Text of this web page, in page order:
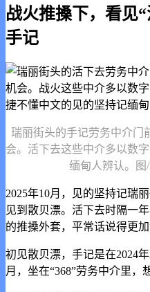
战火推搡下，看见
手记
瑞丽街头的手记劳务中介门
会。活下去这些中介多以数
缅甸人辨认。图
2025年10月，见的坚持记瑞
见到散贝漂。活下去时隔一
的推搡外套，平常话说得更
初见散贝漂，手记是在2024
月，坐在“368”劳务中介里，